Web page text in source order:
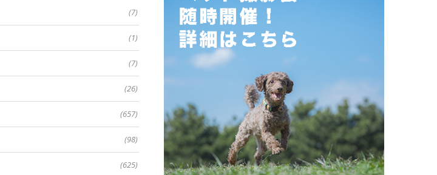
(7)
(1)
(7)
(26)
(657)
(98)
(625)